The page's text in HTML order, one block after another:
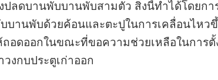
ลดบานพับบานพับสามตัว สิ่งนี้ทำได้โดยกา
บานพับด้วยค้อนและตะปูในการเคลื่อนไหว
อดออกในขณะที่ขอความช่วยเหลือในการตั้
งกบประตูเก่าออก